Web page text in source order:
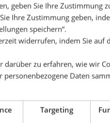
geben Sie Ihre Zustimmung
Ihre Zustimmung geben,
speichern“.
widerrufen, indem Sie auf
darüber zu erfahren, wie wir
Daten
Targeting